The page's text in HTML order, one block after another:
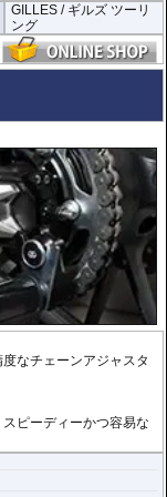
GILLES / ギルズ ツーリ
ング
なチェーンアジャスタ
ピーディーかつ容易な